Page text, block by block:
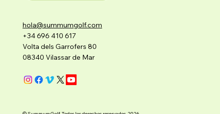
hola@summumgolf.com
+34 696 410 617
Volta dels Garrofers 80
08340 Vilassar de Mar